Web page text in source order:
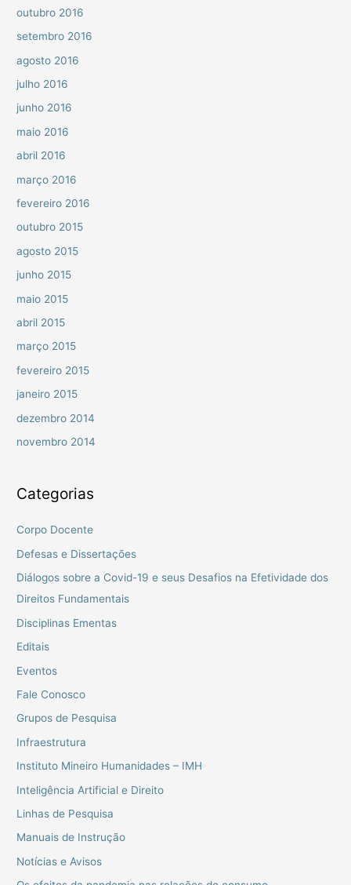
outubro 2016
setembro 2016
agosto 2016
julho 2016
junho 2016
maio 2016
abril 2016
março 2016
fevereiro 2016
outubro 2015
agosto 2015
junho 2015
maio 2015
abril 2015
março 2015
fevereiro 2015
janeiro 2015
dezembro 2014
novembro 2014
Categorias
Corpo Docente
Defesas e Dissertações
Diálogos sobre a Covid-19 e seus Desafios na Efetividade dos
Direitos Fundamentais
Disciplinas Ementas
Editais
Eventos
Fale Conosco
Grupos de Pesquisa
Infraestrutura
Instituto Mineiro Humanidades – IMH
Inteligência Artificial e Direito
Linhas de Pesquisa
Manuais de Instrução
Notícias e Avisos